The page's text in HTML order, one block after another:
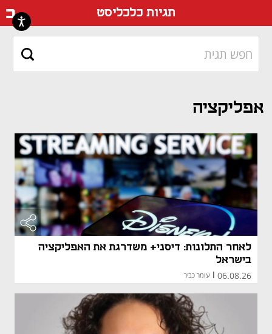
תגיות כלכליסט
אפליקציה
לאחר התלונות: דיסני+ משדרגת את האפליקציה
בישראל
06.08.26 עומר כביר